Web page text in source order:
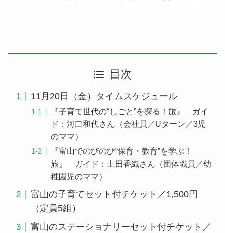
目次
11月20日（金）タイムスケジュール
『子育て世代の“しごと”を探る！旅』 ガイ
ド：河口和代さん（会社員／Uターン／3児
のママ）
『富山でのびのび“保育・教育”を学ぶ！
旅』 ガイド：土田香織さん（団体職員／幼
稚園児のママ）
富山の子育てセット付チケット／1,500円
（定員5組）
富山のステーショナリーセット付チケット／